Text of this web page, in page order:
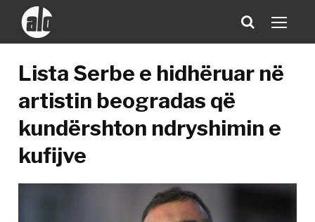
Lista Serbe e hidhëruar në
artistin beogradas që
kundërshton ndryshimin e
kufijve